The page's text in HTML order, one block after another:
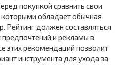
покупкой сравнить свои
обладает обычная
Рейтинг должен составляться
и рекламы в
этих рекомендаций позволит
инструмента для ухода за